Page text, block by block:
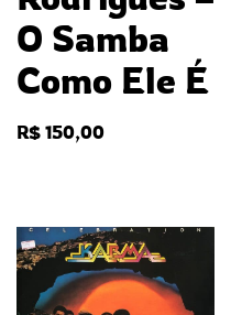
O Samba
Como Ele É
R$ 150,00